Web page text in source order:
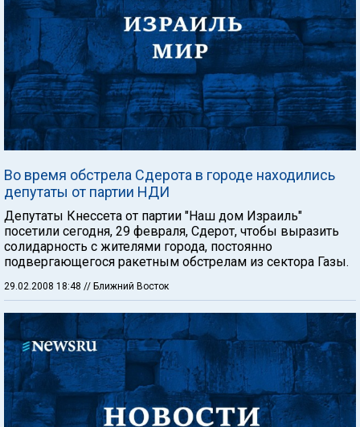
Во время обстрела Сдерота в городе находились
депутаты от партии НДИ
Депутаты Кнессета от партии "Наш дом Израиль"
посетили сегодня, 29 февраля, Сдерот, чтобы выразить
солидарность с жителями города, постоянно
подвергающегося ракетным обстрелам из сектора Газы.
29.02.2008 18:48 // Ближний Восток